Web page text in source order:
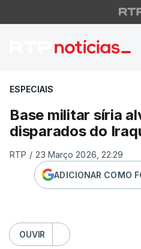
Base
ESPECIAIS
Base militar síria
disparados do
RTP / 23 Março 2026, 22:29
ADICIONAR COMO
OUVIR